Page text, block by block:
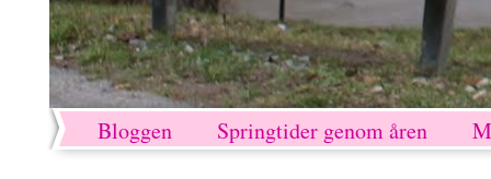
Bloggen Springtider genom åren